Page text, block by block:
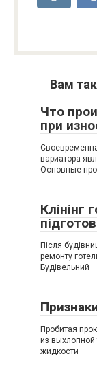
Вам
Что
при
вариатора
Основные
Клінінг
Після
ремонту
Будівельний
Пробитая
из
жидкости